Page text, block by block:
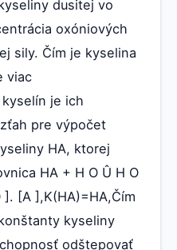
dusitej vo
oxóniových
sily. Čím je kyselina
viac
je ich
pre výpočet
HA, ktorej
HA + H O Û H O
[A ],K(HA)=HA,Čím
kyseliny
odštepovať